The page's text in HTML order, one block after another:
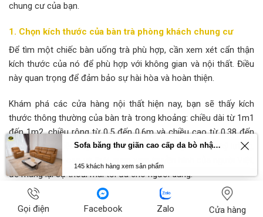
chung cư của bạn.
1. Chọn kích thước của bàn trà phòng khách chung cư
Để tìm một chiếc bàn uống trà phù hợp, cần xem xét cẩn thận
kích thước của nó để phù hợp với không gian và nội thất. Điều
này quan trọng để đảm bảo sự hài hòa và hoàn thiện.
Khám phá các cửa hàng nội thất hiện nay, bạn sẽ thấy kích
thước thông thường của bàn trà trong khoảng: chiều dài từ 1m1
đến 1m2, chiều rộng từ 0,5 đến 0,6m và chiều cao từ 0.38 đến
0.4m. Các số liệu này đã được kiến trúc sư nghiên cứu kỹ lưỡng,
dựa trên chiều cao và thói quen xem truyền hình của người Việt,
để mang lại sự thoải mái tối đa cho người dùng.
Tuy nhiên, khi lựa chọn kích thước sofa cho phòng khách, bạn
cũng cần xem xét kích thước của phòng và sofa để đảm bảo
Gọi điện Facebook Zalo Cửa hàng
Sofa băng thư giãn cao cấp da bò nhập khẩu Primo U70797HM
145 khách hàng xem sản phẩm